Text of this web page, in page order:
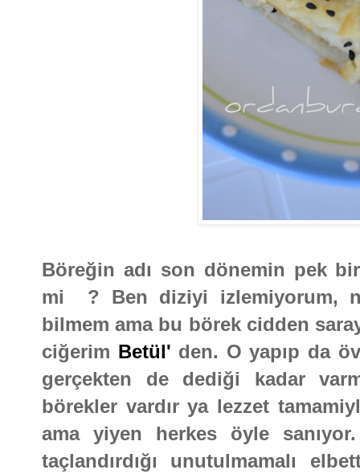
Böreğin adı son dönemin pek
mi ? Ben diziyi izlemiyorum,
bilmem ama bu börek cidden
ciğerim Betül' den. O yapıp da
gerçekten de dediği kadar
börekler vardır ya lezzet
ama yiyen herkes öyle
taçlandırdığı unutulmamalı